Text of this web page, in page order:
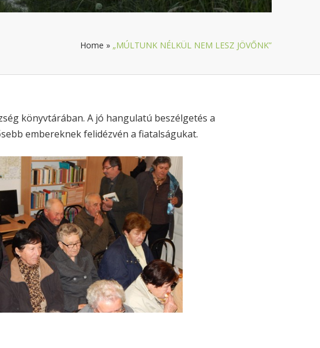
Home » „MÚLTUNK NÉLKÜL NEM LESZ JÖVŐNK”
könyvtárában. A jó hangulatú beszélgetés a
embereknek felidézvén a fiatalságukat.